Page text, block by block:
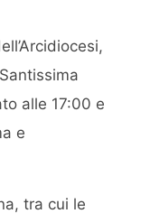
alle 17:00 e
e
tra cui le